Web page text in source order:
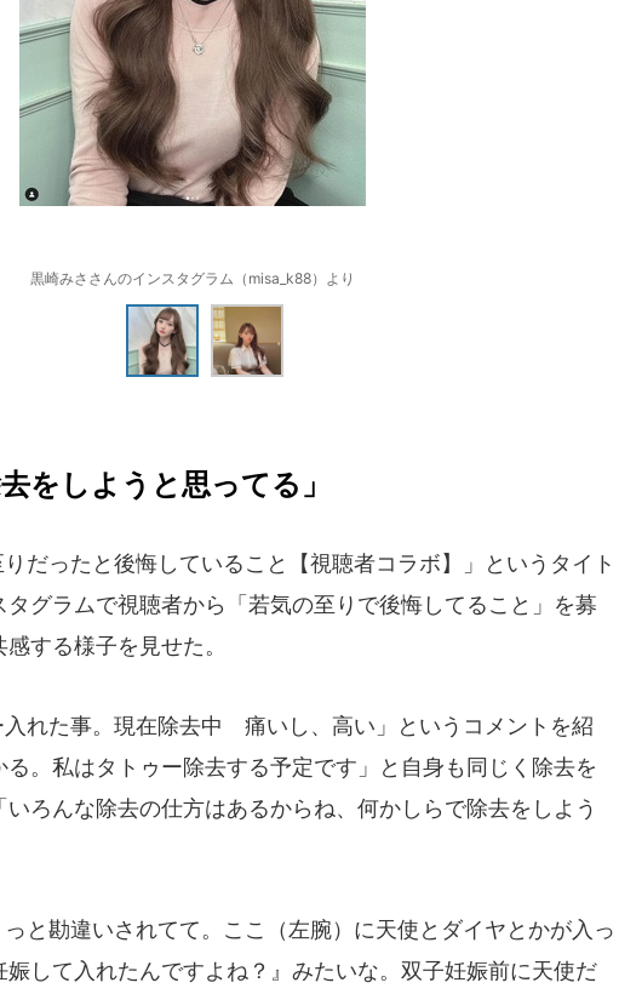
黒崎みささんのインスタグラム（misa_k88）より
をしようと思ってる」
だったと後悔していること【視聴者コラボ】」というタイト
タグラムで視聴者から「若気の至りで後悔してること」を募
する様子を見せた。
れた事。現在除去中 痛いし、高い」というコメントを紹
。私はタトゥー除去する予定です」と自身も同じく除去を
ろんな除去の仕方はあるからね、何かしらで除去をしよう
と勘違いされてて。ここ（左腕）に天使とダイヤとかが入っ
して入れたんですよね？』みたいな。双子妊娠前に天使だ